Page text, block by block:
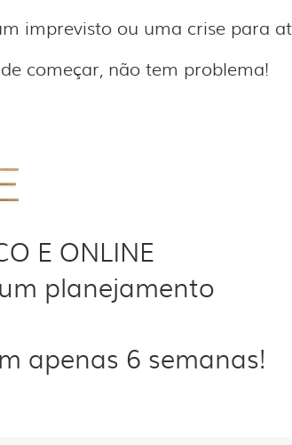
imprevisto ou uma crise para
começar, não tem problema!
E ONLINE
planejamento
apenas 6 semanas!